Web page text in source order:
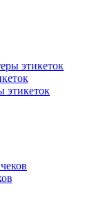
этикеток